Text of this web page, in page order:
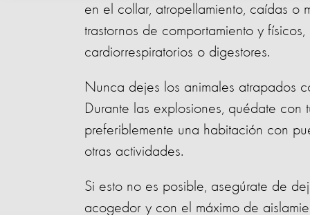
en el collar, atropellamiento, caídas o
trastornos de comportamiento y
cardiorrespiratorios o digestores.
Nunca dejes los animales atrapados
Durante las explosiones, quédate
preferiblemente una habitación con
otras actividades.
Si esto no es posible, asegúrate de
acogedor y con el máximo de